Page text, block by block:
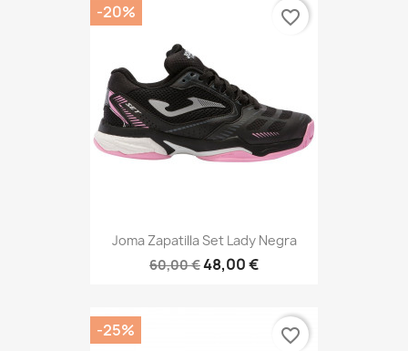
Joma Zapatilla Set Lady Negra
60,00 €48,00 €
-20% favorite_border
-25% favorite_border